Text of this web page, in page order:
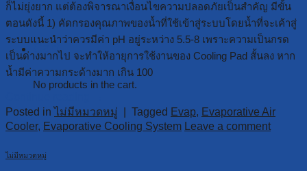
Cart
No products in the cart.
ก็ไม่ยุ่งยาก แต่ต้องพิจารณาเงื่อนไขความปลอดภัยเป็นสำคัญ มีขั้น
ตอนดังนี้ 1) คัดกรองคุณภาพของน้ำที่ใช้เข้าสู่ระบบโดยน้ำที่จะเค้าสู่
ระบบแนะนำว่าควรมีค่า pH อยู่ระหว่าง 5.5-8 เพราะความเป็นกรด
เป็นด่างมากไป จะทำให้อายุการใช้งานของ Cooling Pad สั้นลง หาก
น้ำมีค่าความกระด้างมาก เกิน 100
Posted inไม่มีหมวดหมู่ Tagged Evap, Evaporative Air
Cooler, Evaporative Cooling System Leave a comment
ไม่มีหมวดหมู่